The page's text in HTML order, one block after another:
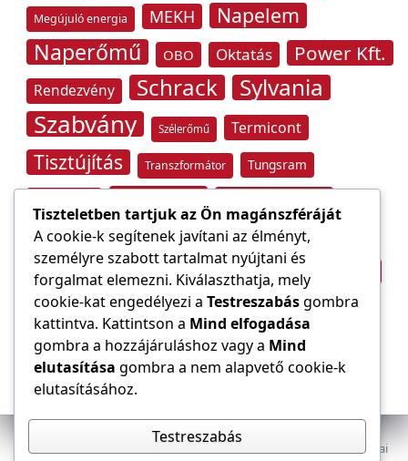
Megújuló energia MEKH Napelem
Naperőmű OBO Oktatás Power Kft.
Rendezvény Schrack Sylvania
Szabvány Szélerőmű Termicont
Tisztújítás Transzformátor Tungsram
Villámvédelem
Világítástechnika Áramfogyasztás
Áramszolgáltató Építőipar átviteli hálózat
Az E-VILLAMOS szaklap a Magyar Mérnöki Kamara Elektrotechnikai
Tiszteletben tartjuk az Ön magánszféráját
A cookie-k segítenek javítani az élményt,
személyre szabott tartalmat nyújtani és
forgalmat elemezni. Kiválaszthatja, mely
cookie-kat engedélyezi a Testreszabásgombra
kattintva. Kattintson a Mind elfogadása
gombra a hozzájáruláshoz vagy a Mind
elutasítása gombra a nem alapvető cookie-k
elutasításához.
Testreszabás